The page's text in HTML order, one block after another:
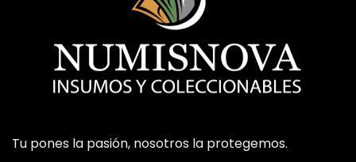
Tu pones la pasión, nosotros la protegemos.